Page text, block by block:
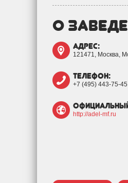
о
адрес:
121471, Москва,
телефон:
+7 (495) 443-75-45
http://adel-mf.ru